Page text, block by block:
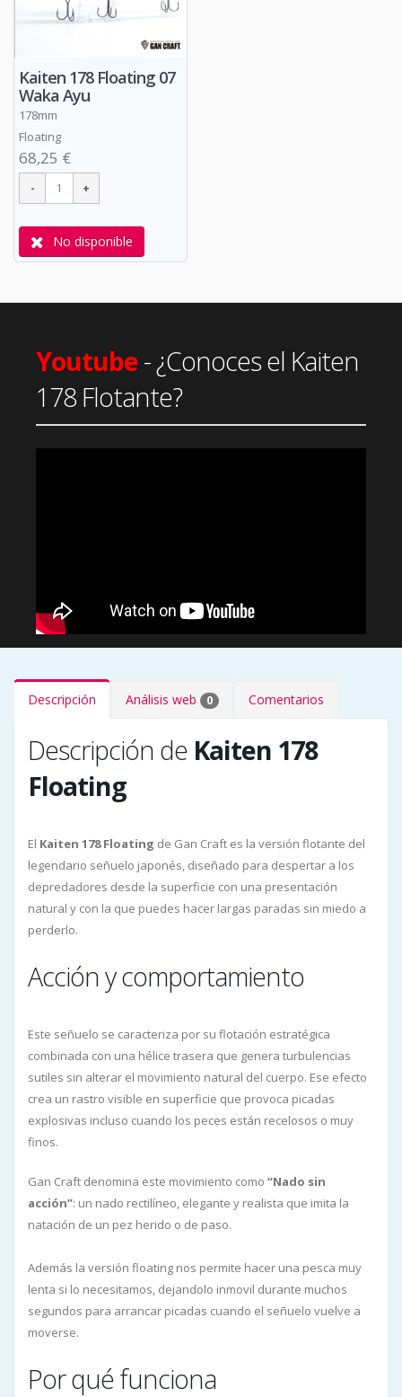
Kaiten 178 Floating 07
Waka Ayu
178mm
Floating
68,25 €
No disponible
Youtube- ¿Conoces el Kaiten
178 Flotante?
Descripción Análisis web 0 Comentarios
Descripción de Kaiten 178
Floating
El Kaiten 178 Floating de Gan Craft es la versión flotante del
legendario señuelo japonés, diseñado para despertar a los
depredadores desde la superficie con una presentación
natural y con la que puedes hacer largas paradas sin miedo a
perderlo.
Acción y comportamiento
Este señuelo se caracteriza por su flotación estratégica
combinada con una hélice trasera que genera turbulencias
sutiles sin alterar el movimiento natural del cuerpo. Ese efecto
crea un rastro visible en superficie que provoca picadas
explosivas incluso cuando los peces están recelosos o muy
finos.
Gan Craft denomina este movimiento como “Nado sin
acción”: un nado rectilíneo, elegante y realista que imita la
natación de un pez herido o de paso.
Además la versión floating nos permite hacer una pesca muy
lenta si lo necesitamos, dejandolo inmovil durante muchos
segundos para arrancar picadas cuando el señuelo vuelve a
moverse.
Por qué funciona